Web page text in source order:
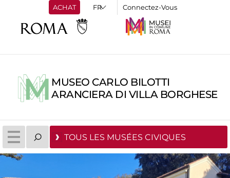
ACHAT Connectez-Vous
MUSEO CARLO BILOTTI
ARANCIERA DI VILLA BORGHESE
TOUS LES MUSÉES CIVIQUES